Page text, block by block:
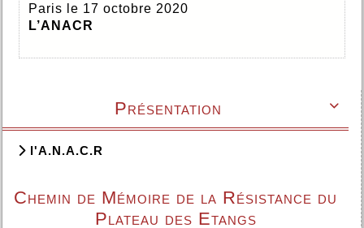

Présentation
l'A.N.A.C.R
Chemin de Mémoire de la Résistance du
Plateau des Etangs
Paris le 17 octobre 2020
L’ANACR